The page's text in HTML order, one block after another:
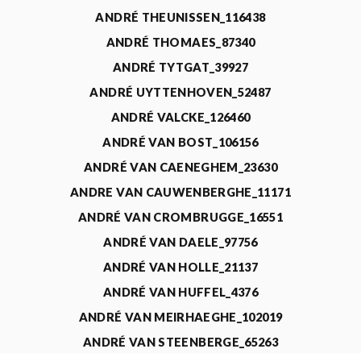
ANDRÉ THEUNISSEN_116438
ANDRÉ THOMAES_87340
ANDRÉ TYTGAT_39927
ANDRÉ UYTTENHOVEN_52487
ANDRÉ VALCKE_126460
ANDRÉ VAN BOST_106156
ANDRÉ VAN CAENEGHEM_23630
ANDRE VAN CAUWENBERGHE_11171
ANDRÉ VAN CROMBRUGGE_16551
ANDRÉ VAN DAELE_97756
ANDRÉ VAN HOLLE_21137
ANDRÉ VAN HUFFEL_4376
ANDRÉ VAN MEIRHAEGHE_102019
ANDRÉ VAN STEENBERGE_65263